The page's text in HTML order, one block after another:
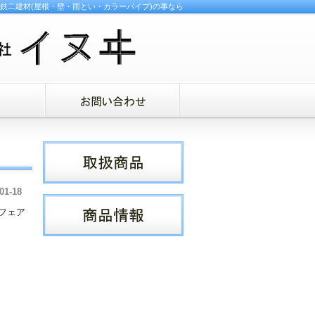
鉄二建材(屋根・壁・雨とい・カラーパイプ)の事なら
18
ェア